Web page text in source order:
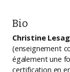
Bio
Christine
(enseignement
également une
certification en